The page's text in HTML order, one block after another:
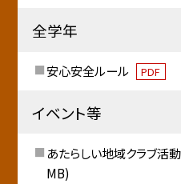
全学年
安心安全ルール PDF
イベント等
あたらしい地域クラブ活動
MB)